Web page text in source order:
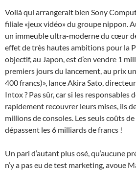
Voilà qui arrangerait bien Sony
filiale «jeux vidéo» du groupe nippon.
un immeuble ultra-moderne du cœur
effet de très hautes ambitions pour la
objectif, au Japon, est d’en vendre 1
premiers jours du lancement, au prix
400 francs)», lance Akira Sato,
Intox ? Pas sûr, car si les responsables
rapidement recouvrer leurs mises, ils
millions de consoles. Les seuls coûts
dépassent les 6 milliards de francs !
Un pari d’autant plus osé, qu’aucune
n’y a pas eu de test marketing, avoue